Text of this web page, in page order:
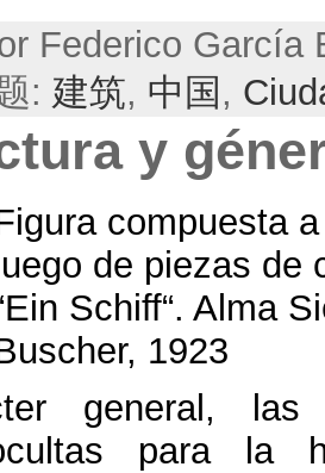
Federico García
: 建筑, 中国 ,
y
compuesta
de piezas de
Ein Schiff“. Alma
, 1923
general ,
para la